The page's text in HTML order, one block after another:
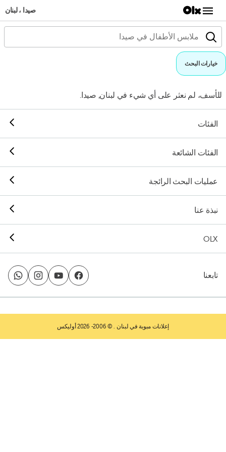
صيدا ، لبنان
خيارات البحث
للأسف، لم نعثر على أي شيء في لبنان, صيدا.
الفئات
الفئات الشائعة
عمليات البحث الرائجة
نبذة عنا
OLX
تابعنا
إعلانات مبوبة في لبنان . © 2006- 2026 أوليكس